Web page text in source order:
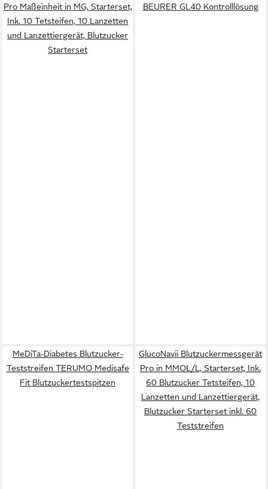
Pro Maßeinheit in MG, Starterset,
Ink. 10 Tetsteifen, 10 Lanzetten
und Lanzettiergerät, Blutzucker
Starterset
BEURER GL40 Kontrolllösung
MeDiTa-Diabetes Blutzucker-
Teststreifen TERUMO Medisafe
Fit Blutzuckertestspitzen
GlucoNavii Blutzuckermessgerät
Pro in MMOL/L, Starterset, Ink.
60 Blutzucker Tetsteifen, 10
Lanzetten und Lanzettiergerät,
Blutzucker Starterset inkl. 60
Teststreifen